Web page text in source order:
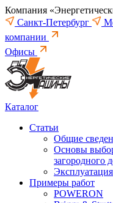
Компания
Санкт-Петербург
компании
Офисы
Каталог
Статьи
Общие
Основы
загородного
Примеры работ
POWERON